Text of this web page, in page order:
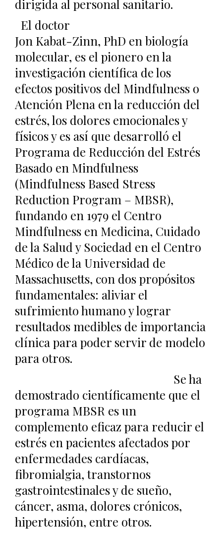
dirigida al personal sanitario.
El doctor
Jon Kabat-Zinn, PhD en biología
molecular, es el pionero en la
investigación científica de los
efectos positivos del Mindfulness o
Atención Plena en la reducción del
estrés, los dolores emocionales y
físicos y es así que desarrolló el
Programa de Reducción del Estrés
Basado en Mindfulness
(Mindfulness Based Stress
Reduction Program – MBSR),
fundando en 1979 el Centro
Mindfulness en Medicina, Cuidado
de la Salud y Sociedad en el Centro
Médico de la Universidad de
Massachusetts, con dos propósitos
fundamentales: aliviar el
sufrimiento humano y lograr
resultados medibles de importancia
clínica para poder servir de modelo
para otros.
Se ha
demostrado científicamente que el
programa MBSR es un
complemento eficaz para reducir el
estrés en pacientes afectados por
enfermedades cardíacas,
fibromialgia, transtornos
gastrointestinales y de sueño,
cáncer, asma, dolores crónicos,
hipertensión, entre otros.